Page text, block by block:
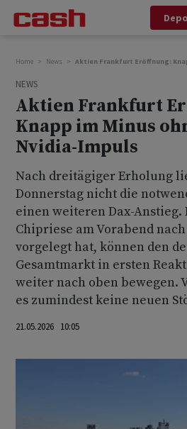
Home News Aktien Frankfurt Eröffnung:
NEWS
Aktien Frankfurt
Knapp im Minus
Nvidia-Impuls
Nach dreitägiger Erholung
Donnerstag nicht die
einen weiteren Dax-Anstieg.
Chipriese am Vorabend
vorgelegt hat, können den
Gesamtmarkt in ersten
weiter nach oben bewegen.
es zumindest keine neuen
21.05.2026 10:05